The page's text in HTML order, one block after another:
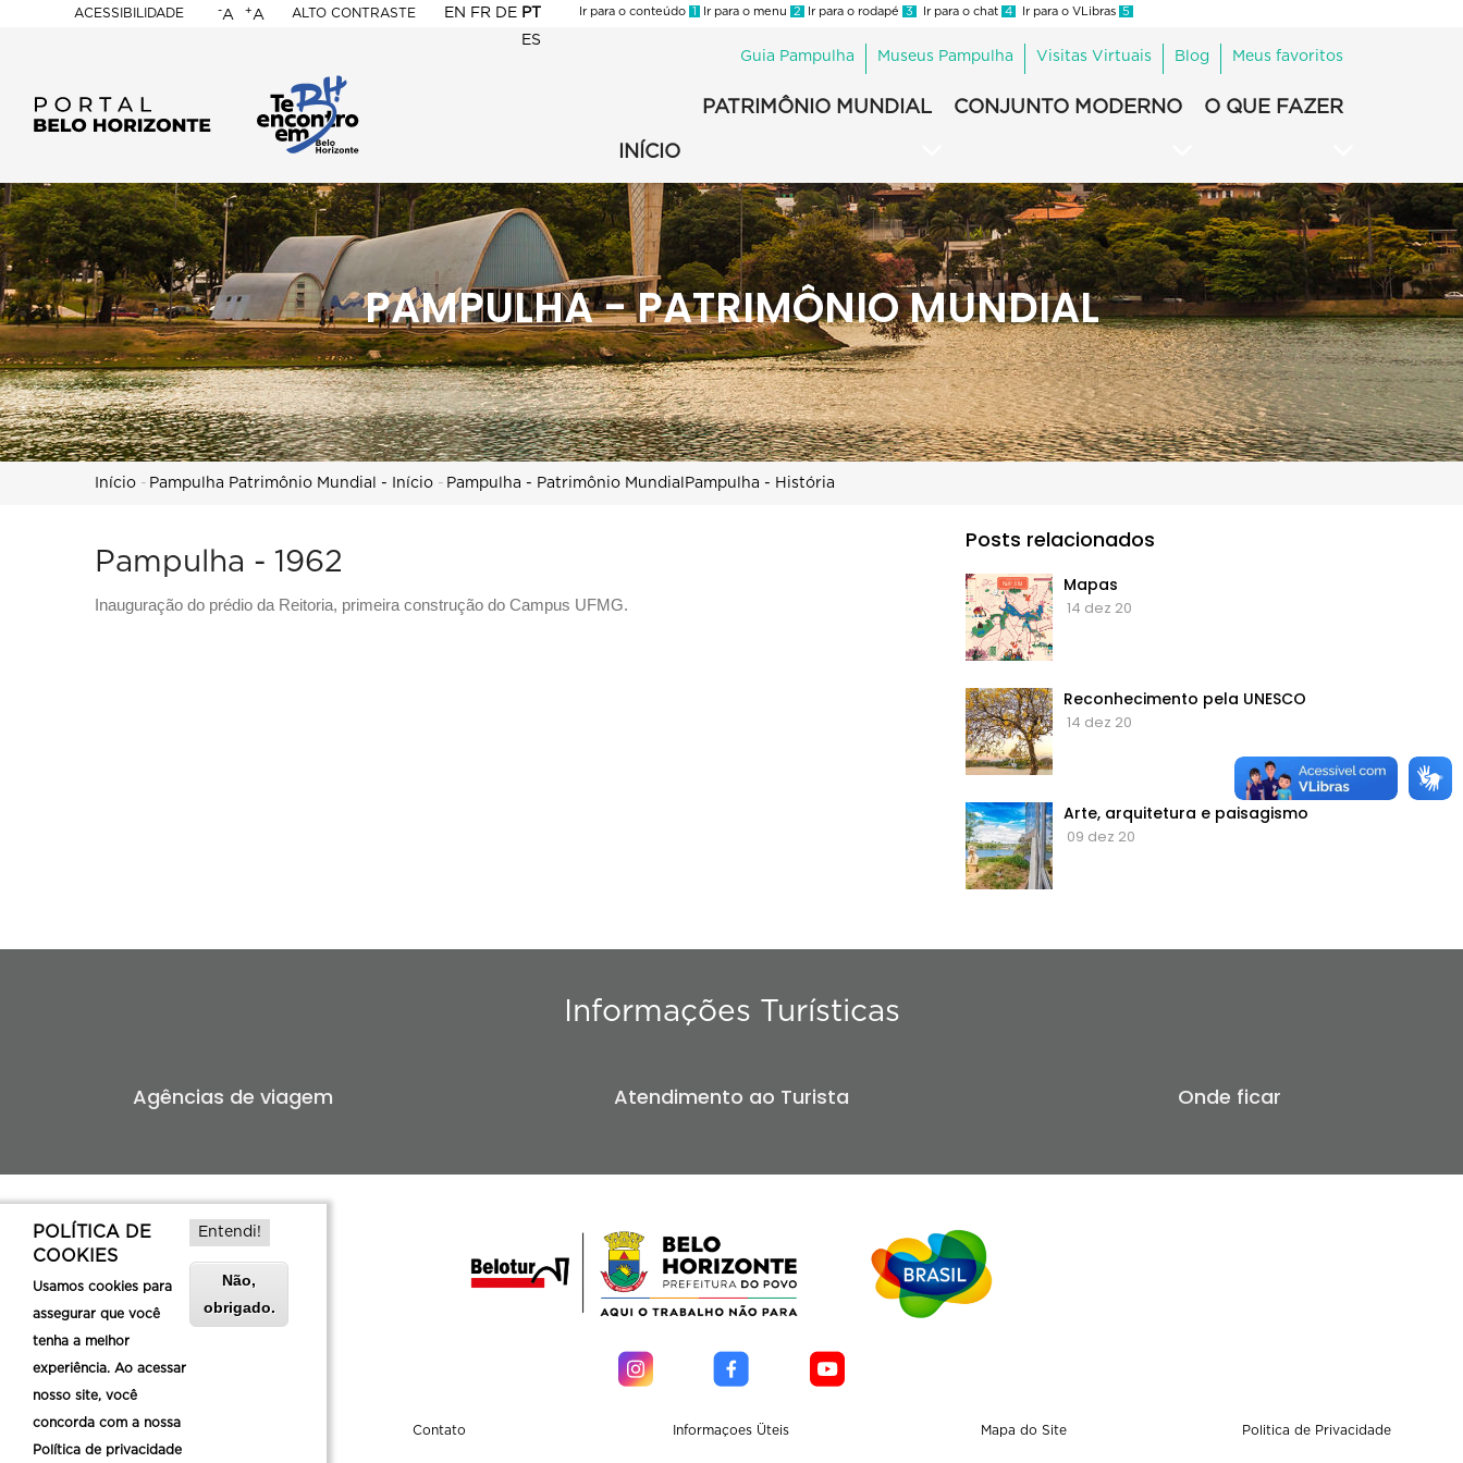
ACESSIBILIDADE
BELO
-A +A ALTO CONTRASTE EN FR DE PT
ES
Ir para o conteúdo 1 Ir para o menu 2 Ir para o rodapé 3 Ir para o chat 4 Ir para o VLibras 5
Secundário
Guia Pampulha Museus Pampulha Visitas Virtuais Blog Meus favoritos
INÍCIO
PATRIMÔNIO MUNDIAL CONJUNTO MODERNO O QUE FAZER
PAMPULHA - PATRIMÔNIO MUNDIAL
Trilha
navegação
Início - Pampulha Patrimônio Mundial - Início - Pampulha - Patrimônio Mundial Pampulha - História
Pampulha - 1962
Descritivo
Inauguração do prédio da Reitoria, primeira construção do Campus UFMG.
Posts relacionados
Mapas
14 dez 20
Reconhecimento pela UNESCO
14 dez 20
Arte, arquitetura e paisagismo
09 dez 20
Informações Turísticas
Agências de viagem Atendimento ao Turista Onde ficar
Sobre a Belotur Contato Informaçoes Üteis Mapa do Site Politica de Privacidade
POLÍTICA DE
COOKIES
Usamos cookies para
assegurar que você
tenha a melhor
experiência. Ao acessar
nosso site, você
concorda com a nossa
Política de privacidade
Entendi!
Não,
obrigado.